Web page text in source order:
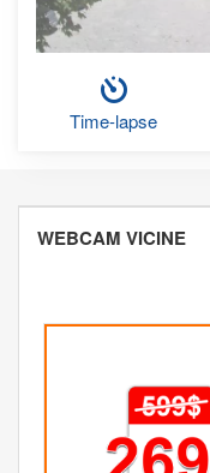
Time-lapse
WEBCAM VICINE